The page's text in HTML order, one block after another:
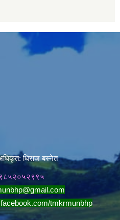
धिराज बस्नेत
९८५२०५२९९५
tmkrmunbhp